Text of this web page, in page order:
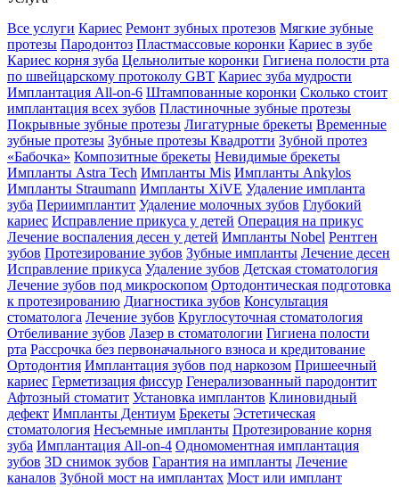
Все услуги Кариес Ремонт зубных протезов Мягкие зубные
протезы Пародонтоз Пластмассовые коронки Кариес в зубе
Кариес корня зуба Цельнолитые коронки Гигиена полости рта
по швейцарскому протоколу GBT Кариес зуба мудрости
Имплантация All-on-6 Штампованные коронки Сколько стоит
имплантация всех зубов Пластиночные зубные протезы
Покрывные зубные протезы Лигатурные брекеты Временные
зубные протезы Зубные протезы Квадротти Зубной протез
«Бабочка» Композитные брекеты Невидимые брекеты
Импланты Astra Tech Импланты Mis Импланты Ankylos
Импланты Straumann Импланты XiVE Удаление импланта
зуба Периимплантит Удаление молочных зубов Глубокий
кариес Исправление прикуса у детей Операция на прикус
Лечение воспаления десен у детей Импланты Nobel Рентген
зубов Протезирование зубов Зубные импланты Лечение десен
Исправление прикуса Удаление зубов Детская стоматология
Лечение зубов под микроскопом Ортодонтическая подготовка
к протезированию Диагностика зубов Консультация
стоматолога Лечение зубов Круглосуточная стоматология
Отбеливание зубов Лазер в стоматологии Гигиена полости
рта Рассрочка без первоначального взноса и кредитование
Ортодонтия Имплантация зубов под наркозом Пришеечный
кариес Герметизация фиссур Генерализованный пародонтит
Афтозный стоматит Установка имплантов Клиновидный
дефект Импланты Дентиум Брекеты Эстетическая
стоматология Несъемные импланты Протезирование корня
зуба Имплантация All-on-4 Одномоментная имплантация
зубов 3D снимок зубов Гарантия на импланты Лечение
каналов Зубной мост на имплантах Мост или имплант